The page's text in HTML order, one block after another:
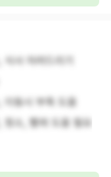
식사 차려드리기
이동시 부축 도움
청소, 빨래 도움 필요